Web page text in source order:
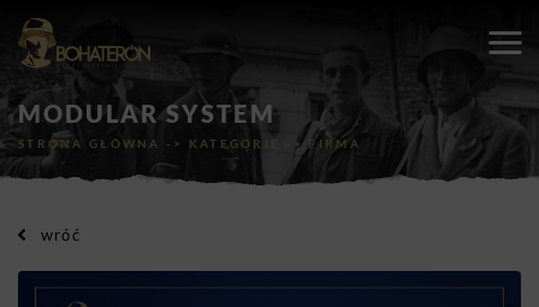
MODULAR SYSTEM
STRONA GŁÓWNA -> KATEGORIE ->FIRMA
wróć